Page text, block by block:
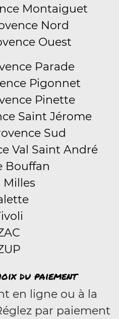
Montaiguet
Nord
Ouest
Parade
Pigonnet
Pinette
Saint Jérome
Sud
Val Saint André
Bouffan
Milles
du paiement
en ligne ou à la
par paiement